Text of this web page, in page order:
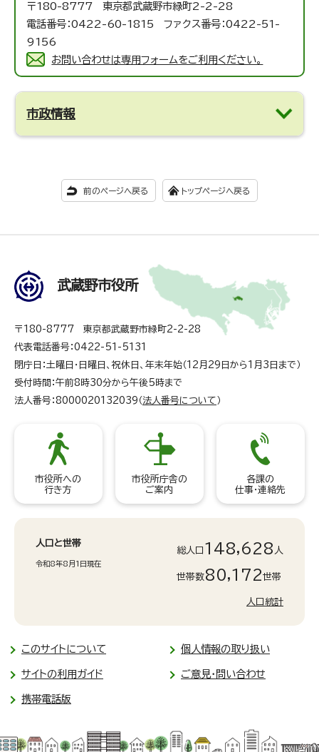
〒180-8777 東京都武蔵野市緑町2-2-28
電話番号：0422-60-1815 ファクス番号：0422-51-
9156
お問い合わせは専用フォームをご利用ください。
市政情報
前のページへ戻る トップページへ戻る
武蔵野市役所
〒180-8777 東京都武蔵野市緑町2-2-28
代表電話番号：0422-51-5131
閉庁日：土曜日・日曜日、祝休日、年末年始（12月29日から1月3日まで）
受付時間：午前8時30分から午後5時まで
法人番号：8000020132039（ 法人番号について ）
市役所への
行き方
市役所庁舎の
ご案内
各課の
仕事・連絡先
人口と世帯
令和8年8月1日現在
総人口 148,628 人
世帯数80,172世帯
人口統計
このサイトについて 個人情報の取り扱い
サイトの利用ガイド ご意見・問い合わせ
携帯電話版